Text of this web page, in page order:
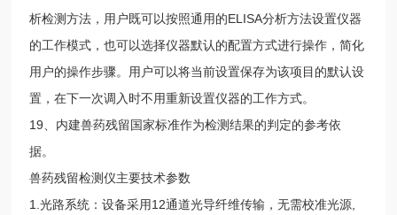
析检测方法，用户既可以按照通用的ELISA分析方法设置仪器
的工作模式，也可以选择仪器默认的配置方式进行操作，简化
用户的操作步骤。用户可以将当前设置保存为该项目的默认设
置，在下一次调入时不用重新设置仪器的工作方式。
19、内建兽药残留国家标准作为检测结果的判定的参考依
据。
兽药残留检测仪主要技术参数
1.光路系统：设备采用12通道光导纤维传输，无需校准光源,